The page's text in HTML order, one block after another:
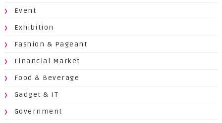
Event
Exhibition
Fashion & Pageant
Financial Market
Food & Beverage
Gadget & IT
Government